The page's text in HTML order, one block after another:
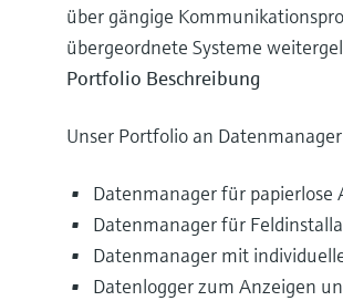
über gängige
übergeordnete Systeme
Portfolio Beschreibung
Unser Portfolio an
Datenmanager für papierlose
Datenmanager für
Datenmanager mit
Datenlogger zum Anzeigen